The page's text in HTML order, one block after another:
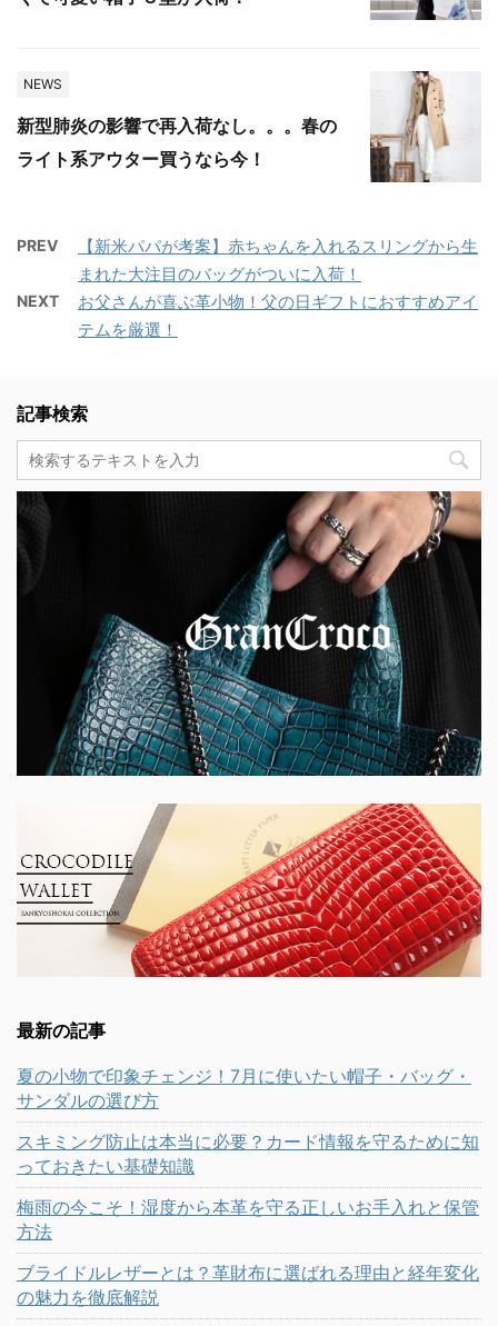
NEWS
新型肺炎の影響で再入荷なし。。。春の
ライト系アウター買うなら今！
PREV
【新米パパが考案】赤ちゃんを入れるスリングから生
まれた大注目のバッグがついに入荷！
NEXT
お父さんが喜ぶ革小物！父の日ギフトにおすすめアイ
テムを厳選！
記事検索
最新の記事
夏の小物で印象チェンジ！7月に使いたい帽子・バッグ・
サンダルの選び方
スキミング防止は本当に必要？カード情報を守るために知
っておきたい基礎知識
梅雨の今こそ！湿度から本革を守る正しいお手入れと保管
方法
ブライドルレザーとは？革財布に選ばれる理由と経年変化
の魅力を徹底解説